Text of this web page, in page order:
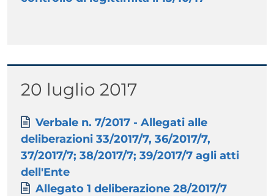
Titolo
20 luglio 2017
Paragrafo
Allegati
Documento
Verbale n. 7/2017 - Allegati alle
deliberazioni 33/2017/7, 36/2017/7,
37/2017/7; 38/2017/7; 39/2017/7 agli atti
dell'Ente
Documento
Allegato 1 deliberazione 28/2017/7